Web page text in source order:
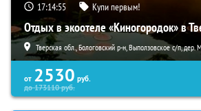
17:14:53 Купи первым!
Отдых в экоотеле «Киногородок» в
Тверская обл., Бологовский р-н, Выползовское с/п, дер.
от 2530 руб.
до173110руб.